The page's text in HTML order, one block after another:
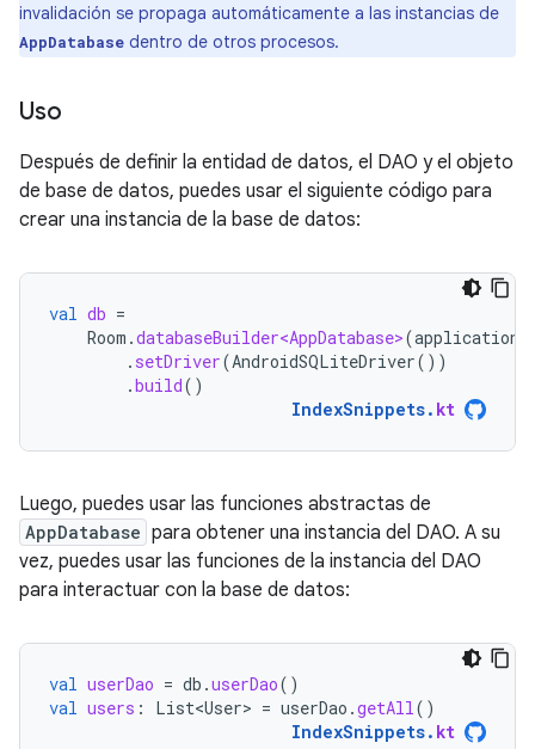
invalidación se propaga automáticamente a las instancias de
AppDatabase dentro de otros procesos.
Uso
Después de definir la entidad de datos, el DAO y el objeto
de base de datos, puedes usar el siguiente código para
crear una instancia de la base de datos:
val db =
Room .databaseBuilder<AppDatabase>(
. setDriver(AndroidSQLiteDriver())
.build()
IndexSnippets. kt
Luego, puedes usar las funciones abstractas de
AppDatabase para obtener una instancia del DAO. A su
vez, puedes usar las funciones de la instancia del DAO
para interactuar con la base de datos:
val userDao = db .userDao()
val users : List<User> = userDao .getAll ()
IndexSnippets. kt